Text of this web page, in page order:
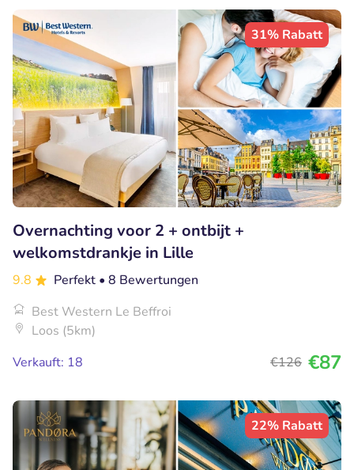
31% Rabatt
Overnachting voor 2 + ontbijt +
welkomstdrankje in Lille
9.8 Perfekt • 8 Bewertungen
Best Western Le Beffroi
Loos (5km)
Verkauft: 18
€126 €87
22% Rabatt